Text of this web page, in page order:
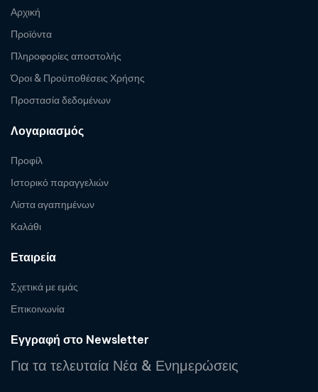
Αρχική
Προϊόντα
Πληροφορίες αποστολής
Όροι & Προϋποθέσεις Χρήσης
Προστασία δεδομένων
Λογαριασμός
Προφίλ
Ιστορικό παραγγελιών
Λίστα αγαπημένων
Καλάθι
Εταιρεία
Σχετικά με εμάς
Επικοινωνία
Εγγραφή στο Newsletter
Για τα τελευταία Νέα & Ενημερώσεις